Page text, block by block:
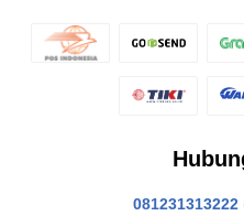
081231313222